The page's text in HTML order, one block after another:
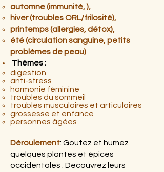
automne (immunité,),
hiver (troubles ORL/frilosité),
printemps (allergies, détox),
été (circulation sanguine, petits
problèmes de peau)
Thèmes:
digestion
anti-stress
harmonie féminine
troubles du sommeil
troubles musculaires et articulaires
grossesse et enfance
personnes âgées
Déroulement: Goutez et humez
quelques plantes et épices
occidentales . Découvrez leurs